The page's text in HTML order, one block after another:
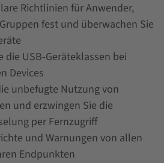
Richtlinien für Anwender,
fest und überwachen Sie
die USB-Geräteklassen bei
Devices
unbefugte Nutzung von
und erzwingen Sie die
per Fernzugriff
und Warnungen von allen
Endpunkten